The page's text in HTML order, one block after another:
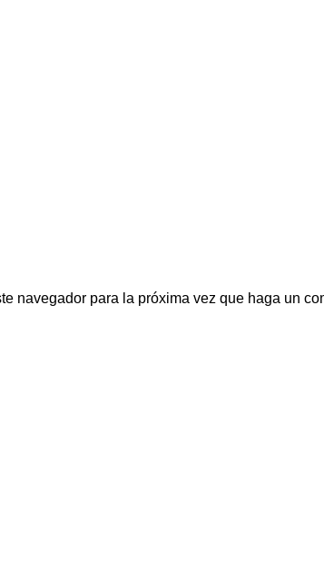
navegador para la próxima vez que haga un